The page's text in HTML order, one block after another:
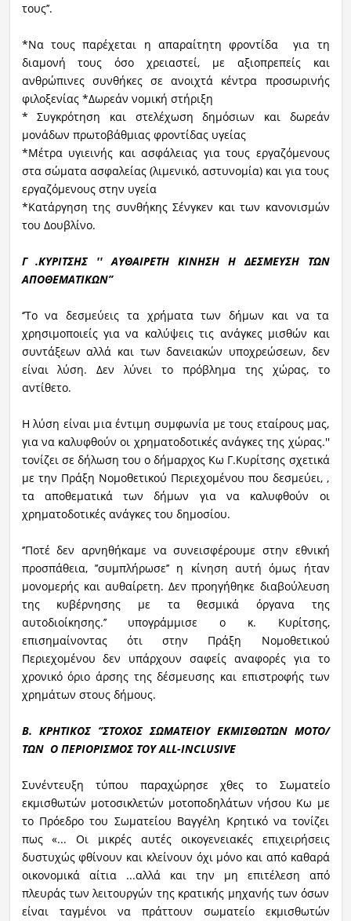
τους’’.
*Να τους παρέχεται η απαραίτητη φροντίδα για τη
διαμονή τους όσο χρειαστεί, με αξιοπρεπείς και
ανθρώπινες συνθήκες σε ανοιχτά κέντρα προσωρινής
φιλοξενίας *Δωρεάν νομική στήριξη
* Συγκρότηση και στελέχωση δημόσιων και δωρεάν
μονάδων πρωτοβάθμιας φροντίδας υγείας
*Μέτρα υγιεινής και ασφάλειας για τους εργαζόμενους
στα σώματα ασφαλείας (λιμενικό, αστυνομία) και για τους
εργαζόμενους στην υγεία
*Κατάργηση της συνθήκης Σένγκεν και των κανονισμών
του Δουβλίνο.
Γ .ΚΥΡΙΤΣΗΣ '' ΑΥΘΑΙΡΕΤΗ ΚΙΝΗΣΗ Η ΔΕΣΜΕΥΣΗ ΤΩΝ
ΑΠΟΘΕΜΑΤΙΚΩΝ’’
‘’Το να δεσμεύεις τα χρήματα των δήμων και να τα
χρησιμοποιείς για να καλύψεις τις ανάγκες μισθών και
συντάξεων αλλά και των δανειακών υποχρεώσεων, δεν
είναι λύση. Δεν λύνει το πρόβλημα της χώρας, το
αντίθετο.
Η λύση είναι μια έντιμη συμφωνία με τους εταίρους μας,
για να καλυφθούν οι χρηματοδοτικές ανάγκες της χώρας.''
τονίζει σε δήλωση του ο δήμαρχος Κω Γ.Κυρίτσης σχετικά
με την Πράξη Νομοθετικού Περιεχομένου που δεσμεύει, ,
τα αποθεματικά των δήμων για να καλυφθούν οι
χρηματοδοτικές ανάγκες του δημοσίου.
‘’Ποτέ δεν αρνηθήκαμε να συνεισφέρουμε στην εθνική
προσπάθεια, ’’συμπλήρωσε’’ η κίνηση αυτή όμως ήταν
μονομερής και αυθαίρετη. Δεν προηγήθηκε διαβούλευση
της κυβέρνησης με τα θεσμικά όργανα της
αυτοδιοίκησης.’’ υπογράμμισε ο κ. Κυρίτσης,
επισημαίνοντας ότι στην Πράξη Νομοθετικού
Περιεχομένου δεν υπάρχουν σαφείς αναφορές για το
χρονικό όριο άρσης της δέσμευσης και επιστροφής των
χρημάτων στους δήμους.
Β. ΚΡΗΤΙΚΟΣ ‘’ΣΤΟΧΟΣ ΣΩΜΑΤΕΙΟΥ ΕΚΜΙΣΘΩΤΩΝ ΜΟΤΟ/
ΤΩΝ Ο ΠΕΡΙΟΡΙΣΜΟΣ ΤΟΥ ALL-INCLUSIVE
Συνέντευξη τύπου παραχώρησε χθες το Σωματείο
εκμισθωτών μοτοσικλετών μοτοποδηλάτων νήσου Κω με
το Πρόεδρο του Σωματείου Βαγγέλη Κρητικό να τονίζει
πως «... Οι μικρές αυτές οικογενειακές επιχειρήσεις
δυστυχώς φθίνουν και κλείνουν όχι μόνο και από καθαρά
οικονομικά αίτια ...αλλά και την μη επιτέλεση από
πλευράς των λειτουργών της κρατικής μηχανής των όσων
είναι ταγμένοι να πράττουν σωματείο εκμισθωτών